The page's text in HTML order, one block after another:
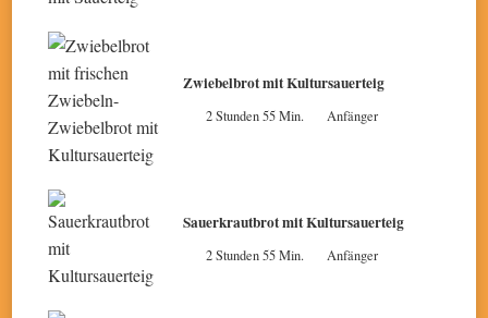
Zwiebelbrot mit Kultursauerteig
2 Stunden 55 Min. Anfänger
Sauerkrautbrot mit Kultursauerteig
2 Stunden 55 Min. Anfänger